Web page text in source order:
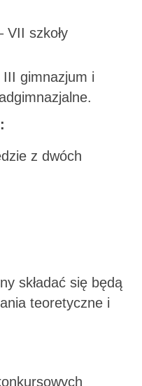
VII szkoły
gimnazjum i
z dwóch
składać się będą
teoretyczne i